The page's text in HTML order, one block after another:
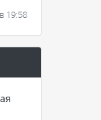
19:58